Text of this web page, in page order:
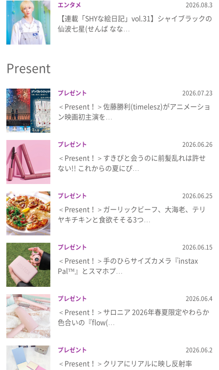
エンタメ 2026.08.3
【連載「SHYな絵日記」vol.31】シャイブラックの
仙波七星(せんば なな…
Present
プレゼント 2026.07.23
＜Present！＞佐藤勝利(timelesz)がアニメーショ
ン映画初主演を…
プレゼント 2026.06.26
＜Present！＞すきぴと会うのに前髪乱れは許せ
ない!! これからの夏にぴ…
プレゼント 2026.06.25
＜Present！＞ガーリックビーフ、大海老、テリ
ヤキチキンと食欲そそる3つ…
プレゼント 2026.06.15
＜Present！＞手のひらサイズカメラ『instax
Pal™』とスマホプ…
プレゼント 2026.06.4
＜Present！＞サロニア 2026年春夏限定やわらか
色合いの『flow(…
プレゼント 2026.06.2
＜Present！＞クリアにリアルに映し反射率